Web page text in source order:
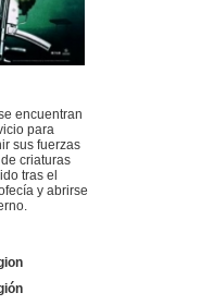
encuentran
para
sus fuerzas
criaturas
tras el
y abrirse